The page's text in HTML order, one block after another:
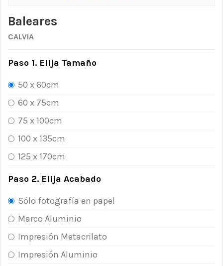
Baleares
CALVIA
Paso 1. Elija Tamaño
50 x 60cm
60 x 75cm
75 x 100cm
100 x 135cm
125 x 170cm
Paso 2. Elija Acabado
Sólo fotografía en papel
Marco Aluminio
Impresión Metacrilato
Impresión Aluminio